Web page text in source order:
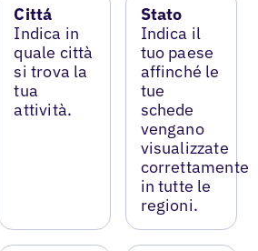
Cittá
Indica in
quale città
si trova la
tua
attività.
Stato
Indica il
tuo paese
affinché le
tue
schede
vengano
visualizzate
correttamente
in tutte le
regioni.